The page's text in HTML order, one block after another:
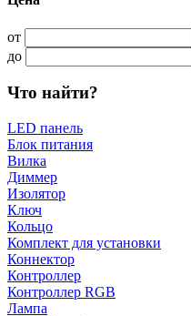
от
до
Что найти?
LED панель
Блок питания
Вилка
Диммер
Изолятор
Ключ
Кольцо
Комплект для установки
Коннектор
Контроллер
Контроллер RGB
Лампа